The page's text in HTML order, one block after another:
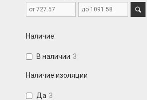
Наличие
В наличии 3
Наличие изоляции
Да 3